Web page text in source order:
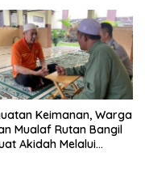
Keimanan, Warga
Mualaf Rutan Bangil
Akidah Melalui